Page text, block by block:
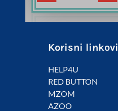
Korisni linkovi
HELP4U
RED BUTTON
MZOM
AZOO